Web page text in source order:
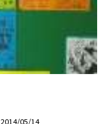
2014/05/14